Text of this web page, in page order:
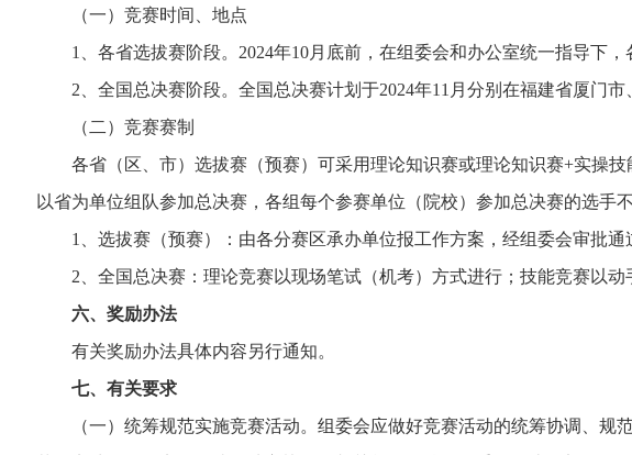
（一）竞赛时间、地点
1、各省选拔赛阶段。2024年10月底前，在组委会和办公室统一指导下，
2、全国总决赛阶段。全国总决赛计划于2024年11月分别在福建省厦门市
（二）竞赛赛制
各省（区、市）选拔赛（预赛）可采用理论知识赛或理论知识赛+实操技
以省为单位组队参加总决赛，各组每个参赛单位（院校）参加总决赛的选手不
1、选拔赛（预赛）：由各分赛区承办单位报工作方案，经组委会审批通
2、全国总决赛：理论竞赛以现场笔试（机考）方式进行；技能竞赛以动
六、奖励办法
有关奖励办法具体内容另行通知。
七、有关要求
（一）统筹规范实施竞赛活动。组委会应做好竞赛活动的统筹协调、规